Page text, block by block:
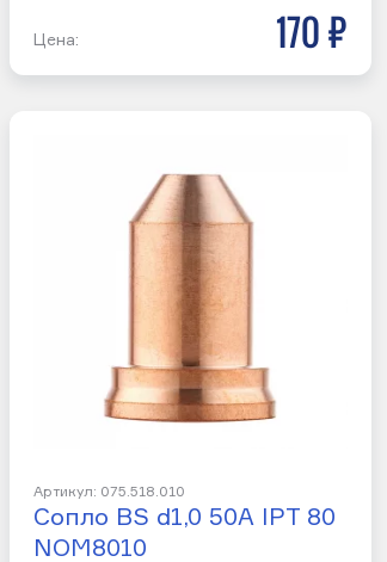
Цена: 170 р
Артикул: 075.518.010
Сопло BS d1,0 50A IPT 80
NOM8010